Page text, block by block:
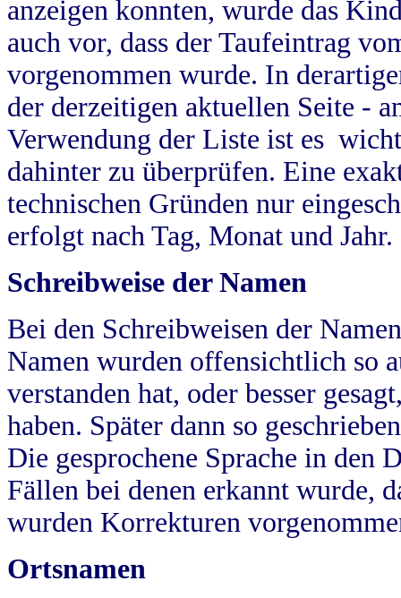
anzeigen konnten, wurde das
auch vor, dass der Taufeintrag
vorgenommen wurde. In
der derzeitigen aktuellen Seite -
Verwendung der Liste ist es
dahinter zu überprüfen. Eine
technischen Gründen nur
erfolgt nach Tag, Monat und Jahr.
Schreibweise der Namen
Bei den Schreibweisen der
Namen wurden offensichtlich so
verstanden hat, oder besser
haben. Später dann so
Die gesprochene Sprache in
Fällen bei denen erkannt wurde,
wurden Korrekturen
Ortsnamen